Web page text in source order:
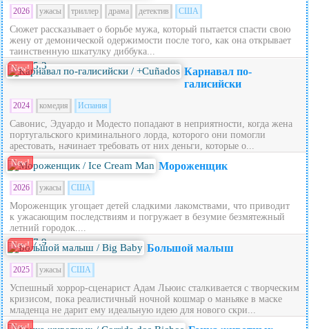
2026 ужасы триллер драма детектив США
Сюжет рассказывает о борьбе мужа, который пытается спасти свою
жену от демонической одержимости после того, как она открывает
таинственную шкатулку диббука...
New! 5.3
Карнавал по-
галисийски
2024 комедия Испания
Савонис, Эдуардо и Модесто попадают в неприятности, когда жена
португальского криминального лорда, которого они помогли
арестовать, начинает требовать от них деньги, которые о...
New! Мороженщик
2026 ужасы США
Мороженщик угощает детей сладкими лакомствами, что приводит
к ужасающим последствиям и погружает в безумие безмятежный
летний городок....
New! 7.9 Большой малыш
2025 ужасы США
Успешный хоррор-сценарист Адам Льюис сталкивается с творческим
кризисом, пока реалистичный ночной кошмар о маньяке в маске
младенца не дарит ему идеальную идею для нового скри...
New!